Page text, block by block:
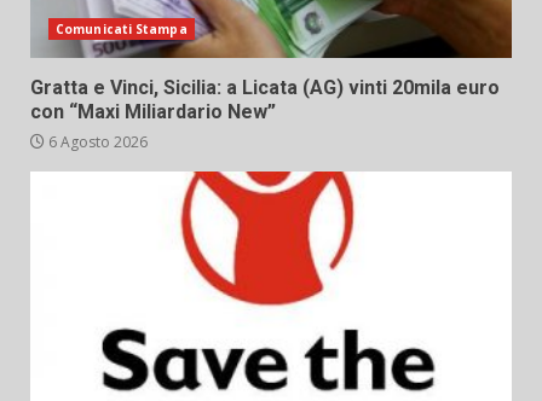
Comunicati Stampa
Gratta e Vinci, Sicilia: a Licata (AG) vinti 20mila euro
con “Maxi Miliardario New”
6 Agosto 2026